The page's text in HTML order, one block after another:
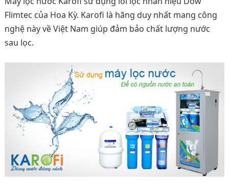
Flimtec của Hoa Kỳ. Karofi là hãng duy nhất mang công
nghệ này về Việt Nam giúp đảm bảo chất lượng nước
sau lọc.